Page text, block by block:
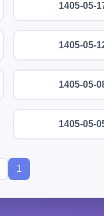
1405-05-
1405-05-
1405-05-
1405-05-
1